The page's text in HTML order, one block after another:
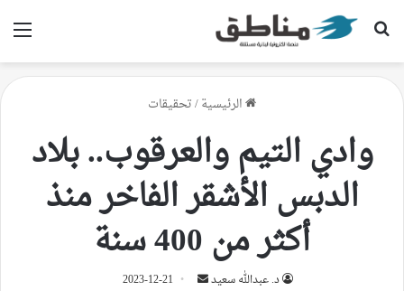
بحث عن
الرئيسية/تحقيقات
وادي التيم والعرقوب.. بلاد
الدبس الأشقر الفاخر منذ
أكثر من 400 سنة
د. عبدالله سعيد
أرسل 2023-12-21